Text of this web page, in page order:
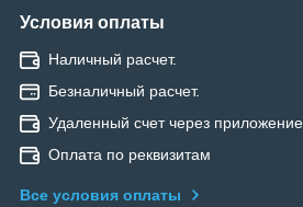
Условия оплаты
Наличный расчет.
Безналичный расчет.
Удаленный счет через
Оплата по реквизитам
Все условия оплаты